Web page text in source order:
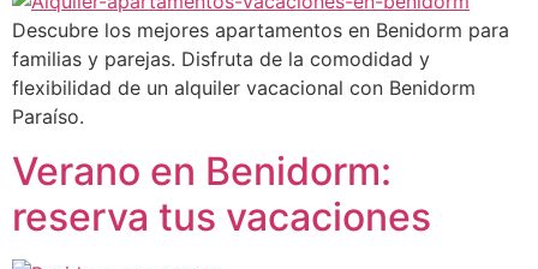
Descubre los mejores apartamentos en Benidorm para
familias y parejas. Disfruta de la comodidad y
flexibilidad de un alquiler vacacional con Benidorm
Paraíso.
Verano en Benidorm:
reserva tus vacaciones